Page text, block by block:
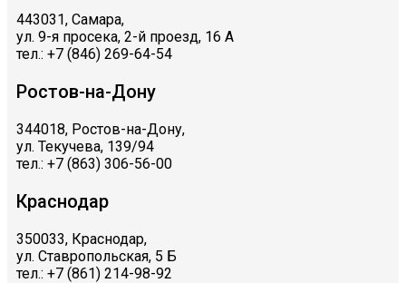
443031, Самара,
ул. 9-я просека, 2-й проезд, 16 А
тел.: +7 (846) 269-64-54
Ростов-на-Дону
344018, Ростов-на-Дону,
ул. Текучева, 139/94
тел.: +7 (863) 306-56-00
Краснодар
350033, Краснодар,
ул. Ставропольская, 5 Б
тел.: +7 (861) 214-98-92